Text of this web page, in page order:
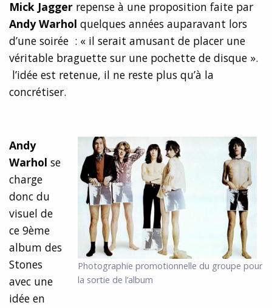
Mick Jagger repense à une proposition faite par
Andy Warhol quelques années auparavant lors
d’une soirée : « il serait amusant de placer une
véritable braguette sur une pochette de disque ».
l’idée est retenue, il ne reste plus qu’à la
concrétiser.
Photographie promotionnelle du groupe pour
la sortie de l’album
Andy
Warhol se
charge
donc du
visuel de
ce 9ème
album des
Stones
avec une
idée en